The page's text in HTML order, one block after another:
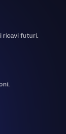
ricavi futuri.